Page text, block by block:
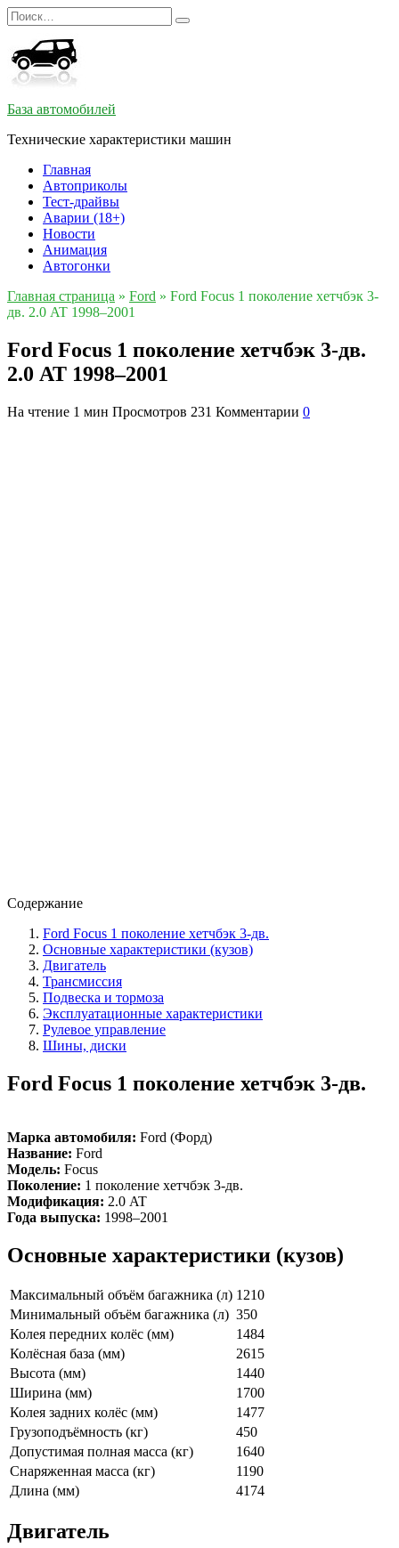
Перейти
к
содержанию
Search
for:
База автомобилей
Технические характеристики машин
Главная
Автоприколы
Тест-драйвы
Аварии (18+)
Новости
Анимация
Автогонки
Главная страница » Ford » Ford Focus 1 поколение хетчбэк 3-
дв. 2.0 AT 1998–2001
Ford Focus 1 поколение хетчбэк 3-дв.
2.0 AT 1998–2001
На чтение 1 мин Просмотров 231 Комментарии 0
Содержание
Ford Focus 1 поколение хетчбэк 3-дв.
Основные характеристики (кузов)
Двигатель
Трансмиссия
Подвеска и тормоза
Эксплуатационные характеристики
Рулевое управление
Шины, диски
Ford Focus 1 поколение хетчбэк 3-дв.
Марка автомобиля: Ford (Форд)
Название: Ford
Модель: Focus
Поколение: 1 поколение хетчбэк 3-дв.
Модификация: 2.0 AT
Года выпуска: 1998–2001
Основные характеристики (кузов)
Максимальный объём багажника (л) 1210
Минимальный объём багажника (л) 350
Колея передних колёс (мм)
1484
Колёсная база (мм)
2615
Высота (мм)
1440
Ширина (мм)
1700
Колея задних колёс (мм)
1477
Грузоподъёмность (кг)
450
Допустимая полная масса (кг)
1640
Снаряженная масса (кг)
1190
Длина (мм)
4174
Двигатель